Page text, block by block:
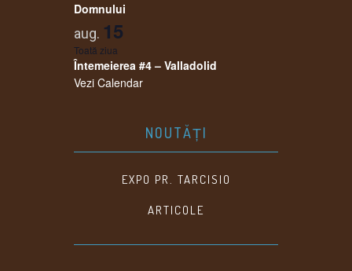
Domnului
aug. 15
Toată ziua
Întemeierea #4 – Valladolid
Vezi Calendar
NOUTĂȚI
EXPO PR. TARCISIO
ARTICOLE